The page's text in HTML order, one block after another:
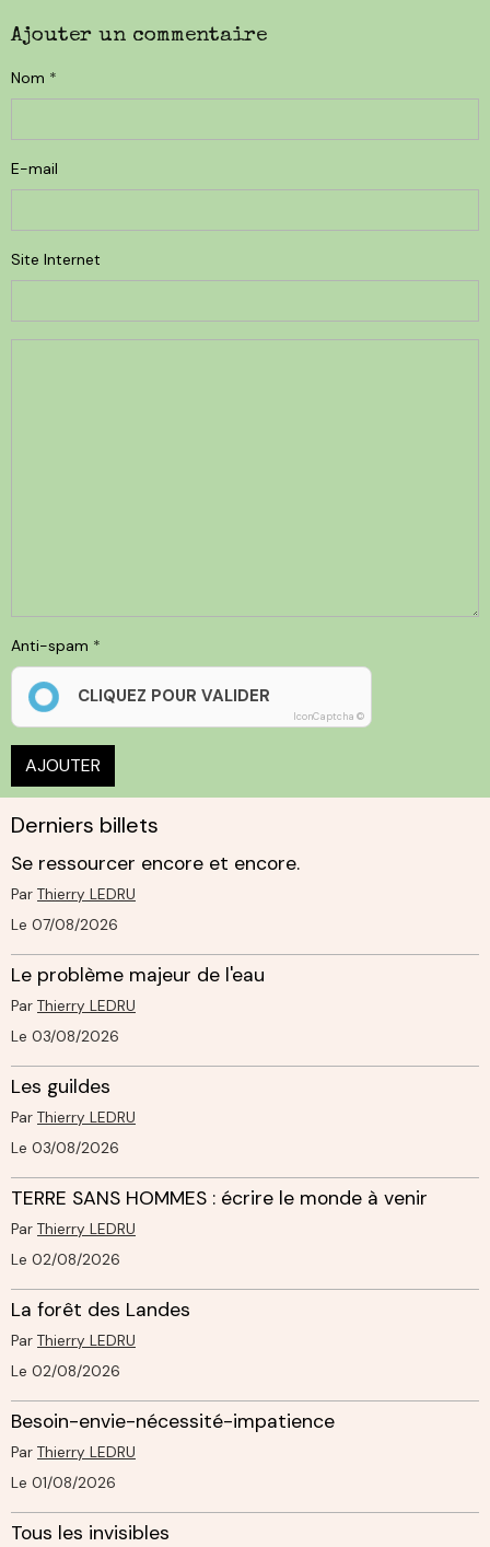
Ajouter un commentaire
Nom
E-mail
Site Internet
Anti-spam
CLIQUEZ POUR VALIDER
IconCaptcha ©
AJOUTER
Derniers billets
Se ressourcer encore et encore.
Par Thierry LEDRU
Le 07/08/2026
Le problème majeur de l'eau
Par Thierry LEDRU
Le 03/08/2026
Les guildes
Par Thierry LEDRU
Le 03/08/2026
TERRE SANS HOMMES : écrire le monde à venir
Par Thierry LEDRU
Le 02/08/2026
La forêt des Landes
Par Thierry LEDRU
Le 02/08/2026
Besoin-envie-nécessité-impatience
Par Thierry LEDRU
Le 01/08/2026
Tous les invisibles